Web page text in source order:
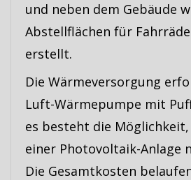
und neben dem Gebäude
Abstellflächen für
erstellt.
Die Wärmeversorgung
Luft-Wärmepumpe mit
es besteht die
einer Photovoltaik-Anlage
Die Gesamtkosten